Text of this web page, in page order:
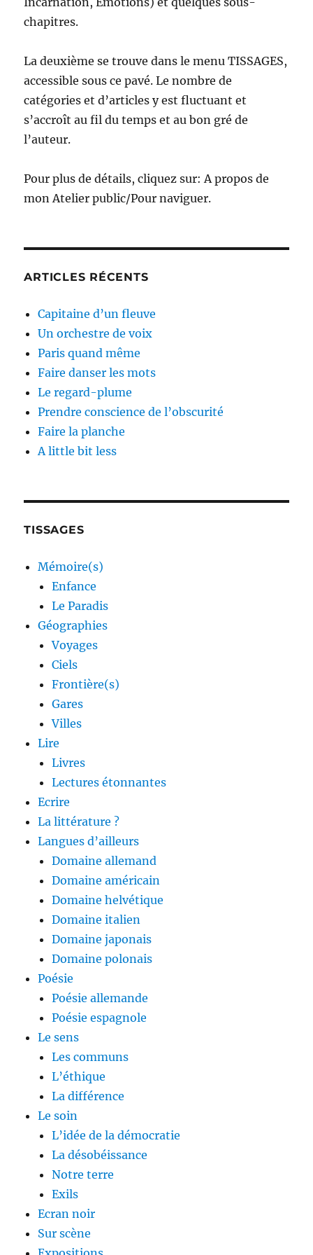
chapitres.
La deuxième se trouve dans le menu TISSAGES,
accessible sous ce pavé. Le nombre de
catégories et d’articles y est fluctuant et
s’accroît au fil du temps et au bon gré de
l’auteur.
Pour plus de détails, cliquez sur: A propos de
mon Atelier public/Pour naviguer.
ARTICLES RÉCENTS
Capitaine d’un fleuve
Un orchestre de voix
Paris quand même
Faire danser les mots
Le regard-plume
Prendre conscience de l’obscurité
Faire la planche
A little bit less
TISSAGES
Mémoire(s)
Enfance
Le Paradis
Géographies
Voyages
Ciels
Frontière(s)
Gares
Villes
Lire
Livres
Lectures étonnantes
Ecrire
La littérature ?
Langues d’ailleurs
Domaine allemand
Domaine américain
Domaine helvétique
Domaine italien
Domaine japonais
Domaine polonais
Poésie
Poésie allemande
Poésie espagnole
Le sens
Les communs
L’éthique
La différence
Le soin
L’idée de la démocratie
La désobéissance
Notre terre
Exils
Ecran noir
Sur scène